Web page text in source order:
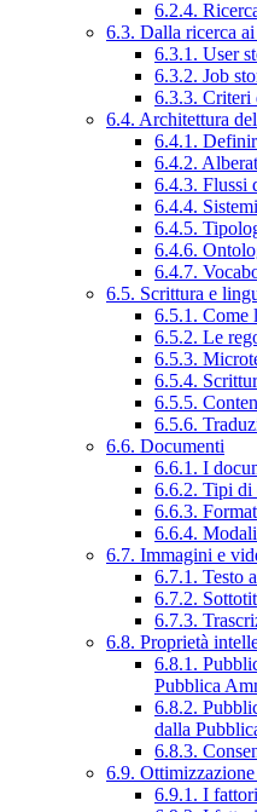
6.2.4.
6.3. Dalla ricerca
6.3.1. User
6.3.2. Job
6.3.3. Criteri
6.4. Architettura
6.4.1.
6.4.2.
6.4.3. Flussi
6.4.4.
6.4.5.
6.4.6.
6.4.7.
6.5. Scrittura e
6.5.1. Come
6.5.2. Le
6.5.3.
6.5.4.
6.5.5.
6.5.6.
6.6. Documenti
6.6.1. I
6.6.2. Tipi di
6.6.3.
6.6.4.
6.7. Immagini e
6.7.1. Testo
6.7.2.
6.7.3.
6.8. Proprietà
6.8.1.
Pubblica
6.8.2.
dalla
6.8.3.
6.9.
6.9.1. I fattori